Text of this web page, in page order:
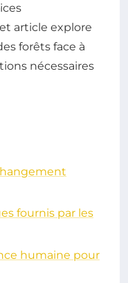
article explore
forêts face à
nécessaires
fournis par les
humaine pour